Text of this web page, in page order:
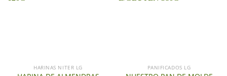
HARINAS NITER LG PANIFICADOS LG